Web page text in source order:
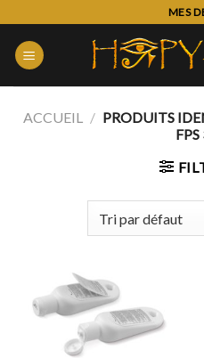
content
MES
ACCUEIL / PRODUITS
FPS